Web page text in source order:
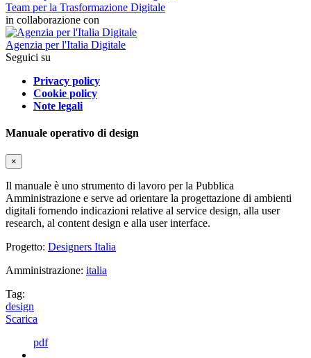
Team per la Trasformazione Digitale
in collaborazione con
Agenzia per l'Italia Digitale
Seguici su
Privacy policy
Cookie policy
Note legali
Manuale operativo di design
×
Il manuale è uno strumento di lavoro per la Pubblica
Amministrazione e serve ad orientare la progettazione di ambienti
digitali fornendo indicazioni relative al service design, alla user
research, al content design e alla user interface.
Progetto: Designers Italia
Amministrazione: italia
Tag:
design
Scarica
pdf